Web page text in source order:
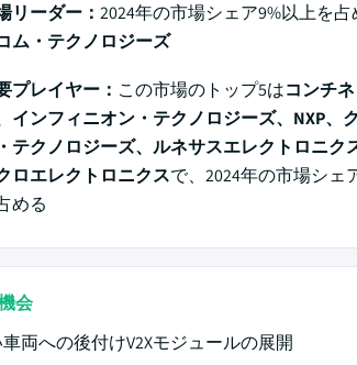
リーダー： 2024年の市場シェア9%以上を占
ム・テクノロジーズ
プレイヤー： この市場のトップ5はコンチ
インフィニオン・テクノロジーズ、NXP、
テクノロジーズ、ルネサスエレクトロニク
ロエレクトロニクスで、2024年の市場シェ
める
会
両への後付けV2Xモジュールの展開